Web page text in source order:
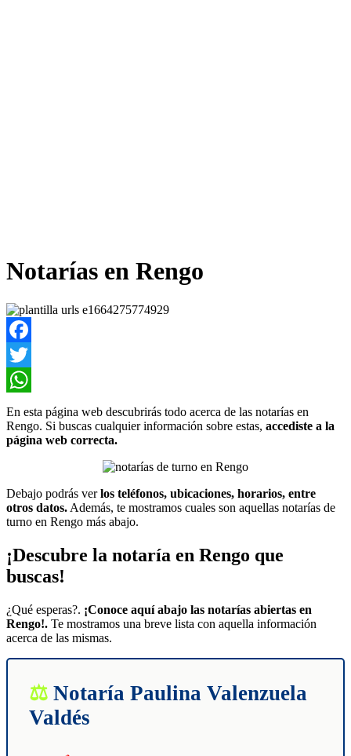
Notarías en Rengo
Facebook
Twitter
WhatsApp
En esta página web descubrirás todo acerca de las notarías en
Rengo. Si buscas cualquier información sobre estas, accediste a la
página web correcta.
Debajo podrás verlos teléfonos, ubicaciones, horarios, entre
otros datos. Además, te mostramos cuales son aquellas notarías de
turno en Rengo más abajo.
¡Descubre la notaría en Rengo que
buscas!
¿Qué esperas?. ¡Conoce aquí abajo las notarías abiertas en
Rengo!. Te mostramos una breve lista con aquella información
acerca de las mismas.
Notaría Paulina Valenzuela
Valdés